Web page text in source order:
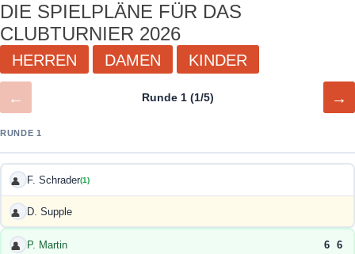
DIE SPIELPLÄNE FÜR DAS
CLUBTURNIER 2026
HERREN DAMEN KINDER
← Runde 1 (1/5) →
RUNDE 1
👤 F. Schrader(1)
👤 D. Supple
👤 P. Martin 6 6